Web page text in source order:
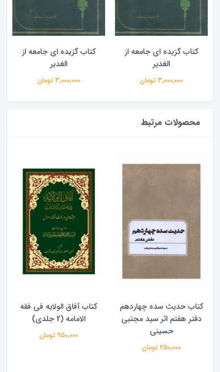
کتاب گزیده ای جامعه از
الغدیر
3,000,000 تومان
کتاب گزیده ای جامعه از
الغدیر
3,000,000 تومان
محصولات مرتبط
کتاب حدیث سده چهاردهم
دفتر هفتم اثر سید مجتبی
حسینی
250,000 تومان
کتاب آفاق الولایه فی فقه
الامامه (2 جلدی)
950,000 تومان